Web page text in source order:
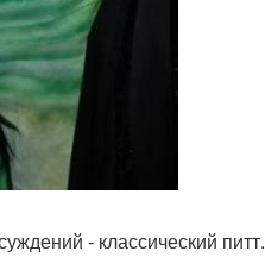
- классический питт.